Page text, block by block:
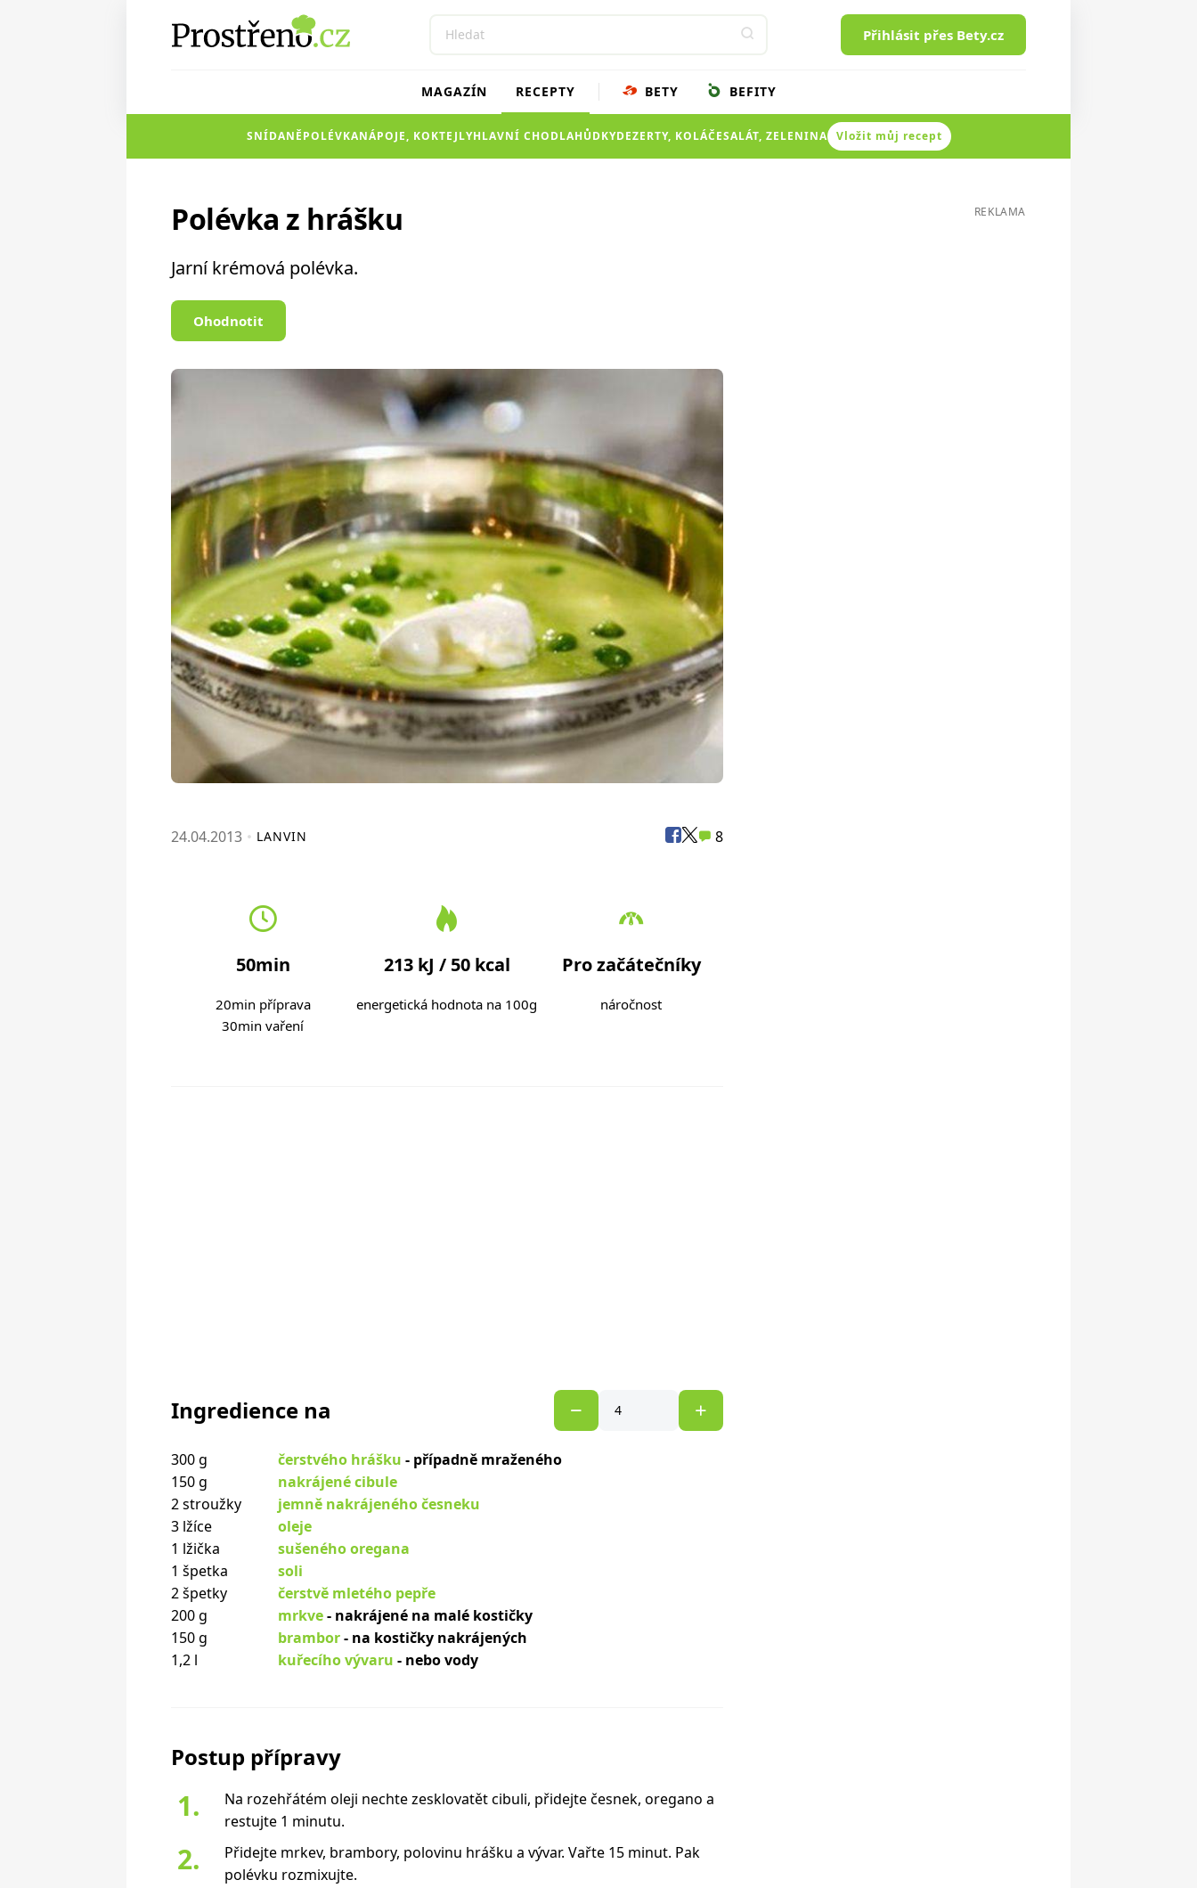
Přihlásit přes Bety.cz
MAGAZÍN RECEPTY BETY BEFITY
SNÍDANĚPOLÉVKANÁPOJE, KOKTEJLYHLAVNÍ CHODLAHŮDKYDEZERTY, KOLÁČESALÁT, ZELENINA Vložit můj recept
Polévka z hrášku
Jarní krémová polévka.
Ohodnotit
24.04.2013 LANVIN 8
50min
20min příprava
30min vaření
213 kJ / 50 kcal
energetická hodnota na 100g
Pro začátečníky
náročnost
Ingredience na
300 g čerstvého hrášku - případně mraženého
150 g
nakrájené cibule
2 stroužky
jemně nakrájeného česneku
3 lžíce
oleje
1 lžička
sušeného oregana
1 špetka
soli
2 špetky
čerstvě mletého pepře
200 g
mrkve- nakrájené na malé kostičky
150 g
brambor- na kostičky nakrájených
1,2 l
kuřecího vývaru - nebo vody
Postup přípravy
Na rozehřátém oleji nechte zesklovatět cibuli, přidejte česnek, oregano a
restujte 1 minutu.
Přidejte mrkev, brambory, polovinu hrášku a vývar. Vařte 15 minut. Pak
polévku rozmixujte.
REKLAMA